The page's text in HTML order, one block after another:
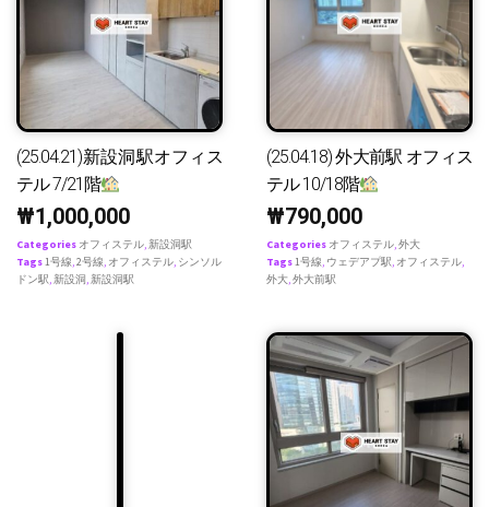
(25.04.21)新設洞駅オフィス
テル 7/21階
₩1,000,000
Categories オフィステル,新設洞駅
Tags1号線,2号線, オフィステル, シンソル
ドン駅,新設洞 ,新設洞駅
(25.04.18) 外大前駅 オフィス
テル 10/18階
₩790,000
Categories オフィステル,外大
Tags1号線, ウェデアプ駅, オフィステル,
外大,外大前駅